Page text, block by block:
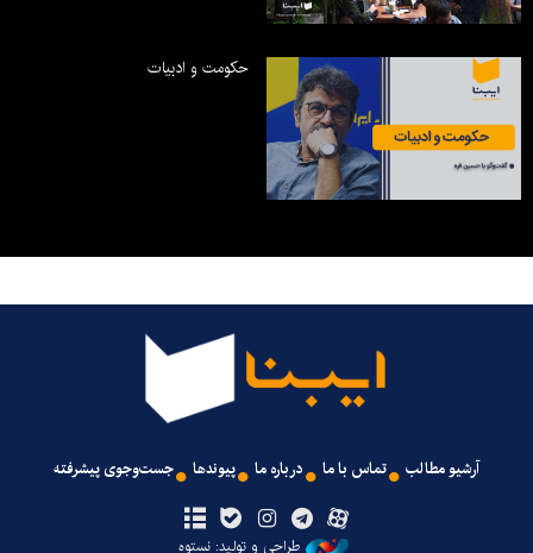
حکومت و ادبیات
آرشیو مطالب تماس با ما درباره ما پیوندها جست‌وجوی پیشرفته
طراحی و تولید: نستوه